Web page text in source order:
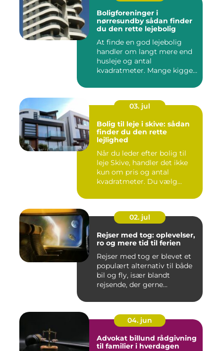
Boligforeninger i
nørresundby sådan finder
du den rette lejebolig
At finde en god lejebolig
handler om langt mere end
husleje og antal
kvadratmeter. Mange kigger
03. jul
Bolig til leje i skive: sådan
finder du den rette
lejlighed
Når du leder efter bolig til
leje Skive, handler det ikke
kun om pris og antal
kvadratmeter. Du vælg...
02. jul
Rejser med tog: oplevelser,
ro og mere tid til ferien
Rejser med tog er blevet et
populært alternativ til både
bil og fly, især blandt
rejsende, der gerne...
04. jun
Advokat billund rådgivning
til familier i hverdagen